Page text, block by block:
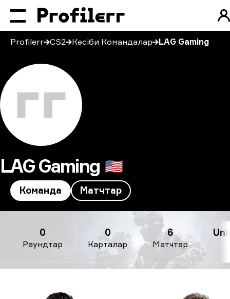
Profilerr CS2 Кәсіби Командалар LAG Gaming
LAG Gaming 🇺🇸
Команда Матчтар
Раундтар
0
Карталар
0
Матчтар
6